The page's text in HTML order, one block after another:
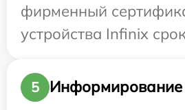
фирменный
устройства Infinix
5
Информирование